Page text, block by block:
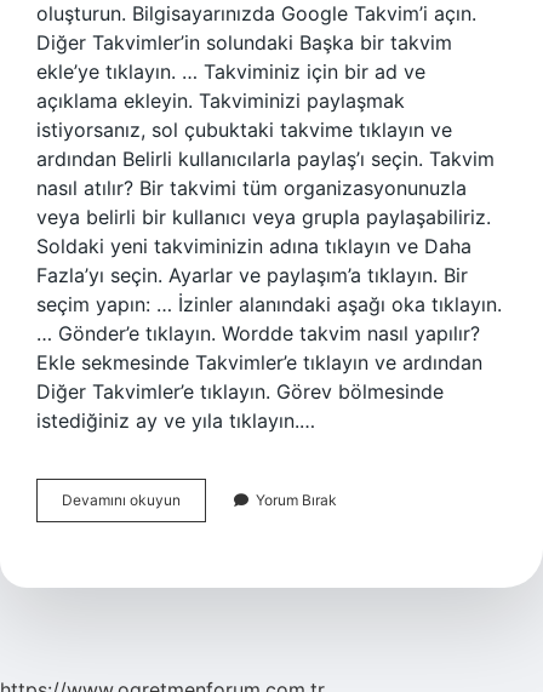
oluşturun. Bilgisayarınızda Google Takvim’i açın.
Diğer Takvimler’in solundaki Başka bir takvim
ekle’ye tıklayın. … Takviminiz için bir ad ve
açıklama ekleyin. Takviminizi paylaşmak
istiyorsanız, sol çubuktaki takvime tıklayın ve
ardından Belirli kullanıcılarla paylaş’ı seçin. Takvim
nasıl atılır? Bir takvimi tüm organizasyonunuzla
veya belirli bir kullanıcı veya grupla paylaşabiliriz.
Soldaki yeni takviminizin adına tıklayın ve Daha
Fazla’yı seçin. Ayarlar ve paylaşım’a tıklayın. Bir
seçim yapın: … İzinler alanındaki aşağı oka tıklayın.
… Gönder’e tıklayın. Wordde takvim nasıl yapılır?
Ekle sekmesinde Takvimler’e tıklayın ve ardından
Diğer Takvimler’e tıklayın. Görev bölmesinde
istediğiniz ay ve yıla tıklayın.…
Devamını okuyun
Takvim
Yorum Bırak